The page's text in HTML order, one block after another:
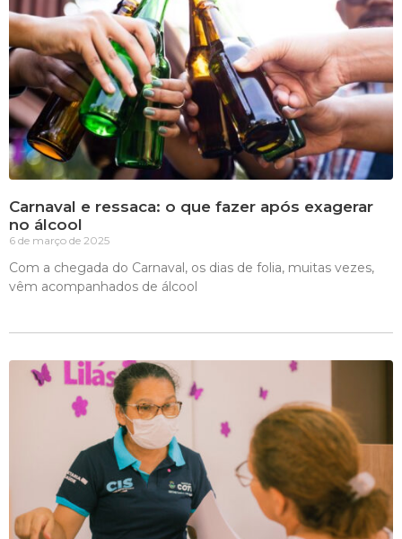
Carnaval e ressaca: o que fazer após exagerar
no álcool
6 de março de 2025
Com a chegada do Carnaval, os dias de folia, muitas vezes,
vêm acompanhados de álcool